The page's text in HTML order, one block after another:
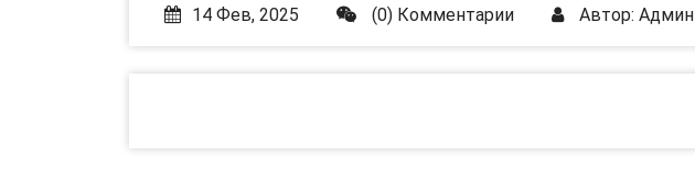
14 Фев, 2025 (0) Комментарии Автор: Админ